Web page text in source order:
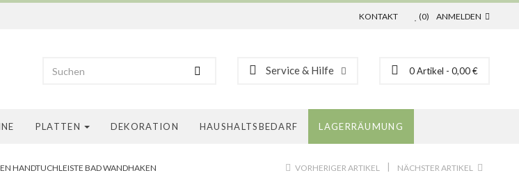
KONTAKT (0) ANMELDEN
Service & Hilfe 0Artikel - 0,00 €
PLATTEN DEKORATION HAUSHALTSBEDARF LAGERRÄUMUNG
VORHERIGER ARTIKEL NÄCHSTER ARTIKEL
HANDTUCHLEISTE BAD WANDHAKEN